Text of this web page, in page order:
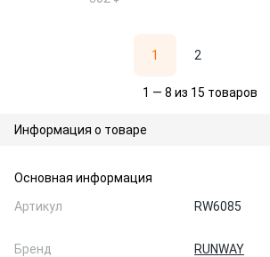
1 2
1 — 8 из 15 товаров
Информация о товаре
Основная информация
Артикул
RW6085
Бренд RUNWAY